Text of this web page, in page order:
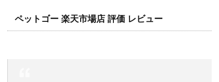
ペットゴー 楽天市場店 評価 レビュー